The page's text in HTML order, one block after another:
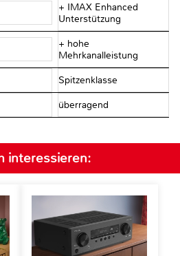
+ IMAX Enhanced
Unterstützung
+ hohe
Mehrkanalleistung
Spitzenklasse
überragend
interessieren: